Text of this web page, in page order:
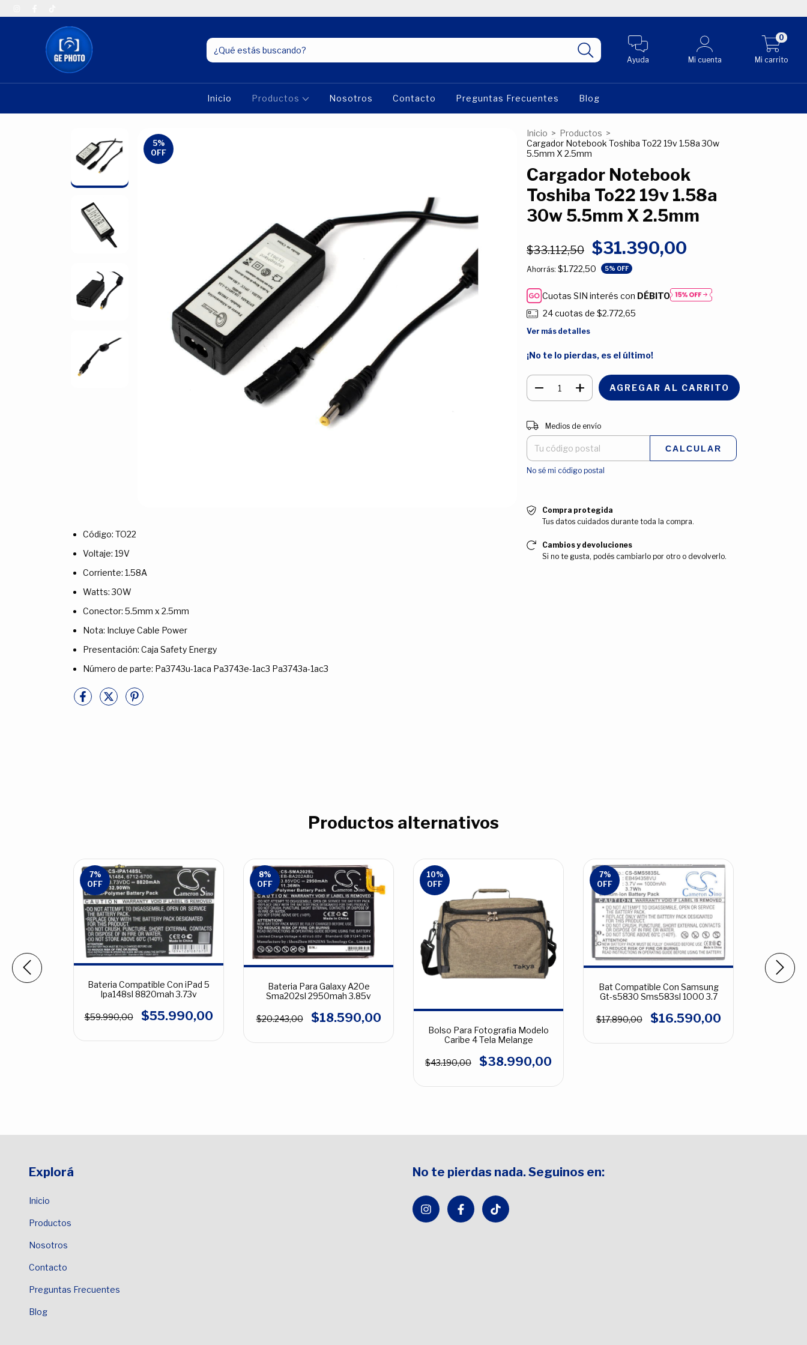
Ayuda Mi cuenta Mi carrito
0
Inicio Productos Nosotros Contacto Preguntas Frecuentes Blog
5%
OFF
Código: TO22
Voltaje: 19V
Corriente: 1.58A
Watts: 30W
Conector: 5.5mm x 2.5mm
Nota: Incluye Cable Power
Presentación: Caja Safety Energy
Número de parte: Pa3743u-1aca Pa3743e-1ac3 Pa3743a-1ac3
Inicio > Productos >
Cargador Notebook Toshiba To22 19v 1.58a 30w
5.5mm X 2.5mm
Cargador Notebook
Toshiba To22 19v 1.58a
30w 5.5mm X 2.5mm
$33.112,50 $31.390,00
Ahorrás: $1.722,50 5% OFF
Cuotas SIN interés con DÉBITO
24cuotas de $2.772,65
Ver más detalles
¡No te lo pierdas, es el último!
Entregas para el CP:
Medios de envío
CALCULAR
No sé mi código postal
Compra protegida
Tus datos cuidados durante toda la compra.
Cambios y devoluciones
Si no te gusta, podés cambiarlo por otro o devolverlo.
Productos alternativos
Mini
7%
OFF
Bateria Compatible Con iPad 5
Ipa148sl 8820mah 3.73v
$59.990,00 $55.990,00
8%
OFF
Bateria Para Galaxy A20e
Sma202sl 2950mah 3.85v
$20.243,00 $18.590,00
10%
OFF
Bolso Para Fotografia Modelo
Caribe 4 Tela Melange
$43.190,00 $38.990,00
7%
OFF
Bat Compatible Con Samsung
Gt-s5830 Sms583sl 1000 3.7
$17.890,00 $16.590,00
Explorá
Inicio
Productos
Nosotros
Contacto
Preguntas Frecuentes
Blog
No te pierdas nada. Seguinos en: